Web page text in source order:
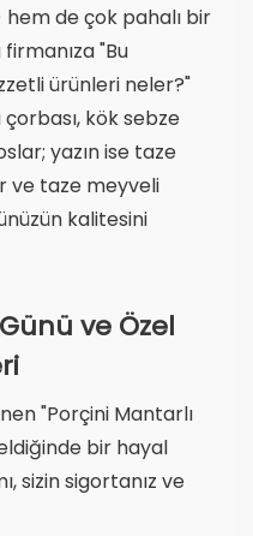
de çok pahalı bir
"Bu
ürünleri neler?"
çorbası, kök sebze
yazın ise taze
ve taze meyveli
kalitesini
ve Özel
"Porçini Mantarlı
bir hayal
sizin sigortanız ve